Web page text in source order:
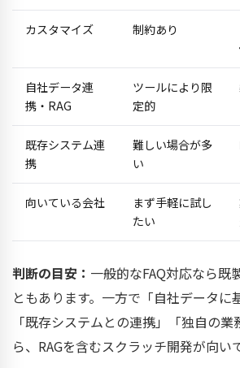
カスタマイズ 制約あり
自社データ連
携・RAG
ツールにより限
定的
既存システム連
携
難しい場合が多
い
向いている会社
まず手軽に試し
たい
判断の目安： 一般的なFAQ対応なら既
ともあります。一方で「自社データに
「既存システムとの連携」「独自の
ら、RAGを含むスクラッチ開発が向い